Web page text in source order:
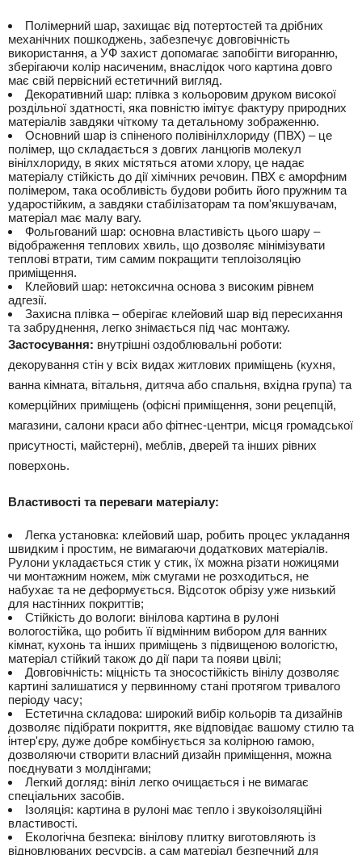
Полімерний шар, захищає від потертостей та дрібних
механічних пошкоджень, забезпечує довговічність
використання, а УФ захист допомагає запобігти вигоранню,
зберігаючи колір насиченим, внаслідок чого картина довго
має свій первісний естетичний вигляд.
Декоративний шар: плівка з кольоровим друком високої
роздільної здатності, яка повністю імітує фактуру природних
матеріалів завдяки чіткому та детальному зображенню.
Основний шар із спіненого полівінілхлориду (ПВХ) – це
полімер, що складається з довгих ланцюгів молекул
вінілхлориду, в яких містяться атоми хлору, це надає
матеріалу стійкість до дії хімічних речовин. ПВХ є аморфним
полімером, така особливість будови робить його пружним та
ударостійким, а завдяки стабілізаторам та пом'якшувачам,
матеріал має малу вагу.
Фольгований шар: основна властивість цього шару –
відображення теплових хвиль, що дозволяє мінімізувати
теплові втрати, тим самим покращити теплоізоляцію
приміщення.
Клейовий шар: нетоксична основа з високим рівнем
адгезії.
Захисна плівка – оберігає клейовий шар від пересихання
та забруднення, легко знімається під час монтажу.
Застосування: внутрішні оздоблювальні роботи:
декорування стін у всіх видах житлових приміщень (кухня,
ванна кімната, вітальня, дитяча або спальня, вхідна група) та
комерційних приміщень (офісні приміщення, зони рецепцій,
магазини, салони краси або фітнес-центри, місця громадської
присутності, майстерні), меблів, дверей та інших рівних
поверхонь.
Властивості та переваги матеріалу:
Легка установка: клейовий шар, робить процес укладання
швидким і простим, не вимагаючи додаткових матеріалів.
Рулони укладається стик у стик, їх можна різати ножицями
чи монтажним ножем, між смугами не розходиться, не
набухає та не деформується. Відсоток обрізу уже низький
для настінних покриттів;
Стійкість до вологи: вінілова картина в рулоні
вологостійка, що робить її відмінним вибором для ванних
кімнат, кухонь та інших приміщень з підвищеною вологістю,
матеріал стійкий також до дії пари та появи цвілі;
Довговічність: міцність та зносостійкість вінілу дозволяє
картині залишатися у первинному стані протягом тривалого
періоду часу;
Естетична складова: широкий вибір кольорів та дизайнів
дозволяє підібрати покриття, яке відповідає вашому стилю та
інтер'єру, дуже добре комбінується за колірною гамою,
дозволяючи створити власний дизайн приміщення, можна
поєднувати з молдінгами;
Легкий догляд: вініл легко очищається і не вимагає
спеціальних засобів.
Ізоляція: картина в рулоні має тепло і звукоізоляційні
властивості.
Екологічна безпека: вінілову плитку виготовляють із
відновлюваних ресурсів, а сам матеріал безпечний для